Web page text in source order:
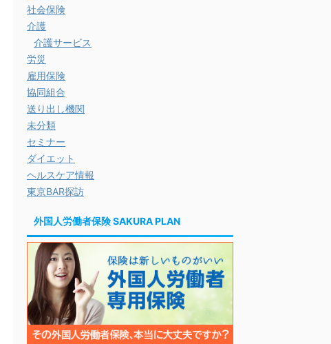
社会保険
介護
介護サービス
労災
雇用保険
協同組合
送り出し機関
未分類
セミナー
ダイエット
ヘルスケア情報
東京BAR探訪
外国人労働者保険 SAKURA PLAN